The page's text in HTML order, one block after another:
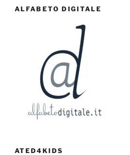
ALFABETO DIGITALE
ATED4KIDS